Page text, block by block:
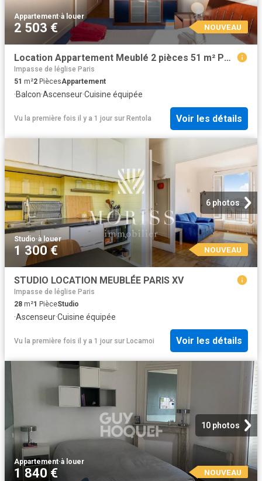
Appartement·à louer
2 503 € NOUVEAU
Location Appartement Meublé 2 pièces 51 m² Porte de Versailles Javel Convention 75015 Paris 115364
Impasse de léglise Paris
51 m²2 PiècesAppartement
·Balcon·Ascenseur·Cuisine équipée
Vu la première fois il y a 1 jour sur Rentola Voir les détails
6 photos
Studio·à louer
1 300 € NOUVEAU
STUDIO LOCATION MEUBLÉE PARIS XV
Impasse de léglise Paris
28 m²1 PièceStudio
·Ascenseur·Cuisine équipée
Vu la première fois il y a 1 jour sur Locamoi Voir les détails
10 photos
Appartement·à louer
1 840 € NOUVEAU